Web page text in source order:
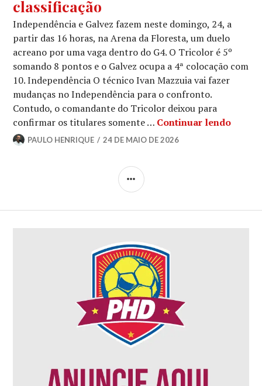
classificação
Independência e Galvez fazem neste domingo, 24, a
partir das 16 horas, na Arena da Floresta, um duelo
acreano por uma vaga dentro do G4. O Tricolor é 5º
somando 8 pontos e o Galvez ocupa a 4ª colocação com
10. Independência O técnico Ivan Mazzuia vai fazer
mudanças no Independência para o confronto.
Contudo, o comandante do Tricolor deixou para
confirmar os titulares somente … Continuar lendo
PAULO HENRIQUE 24 DE MAIO DE 2026